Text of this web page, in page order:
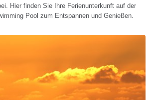
Hier finden Sie Ihre Ferienunterkunft auf der
Pool zum Entspannen und Genießen.